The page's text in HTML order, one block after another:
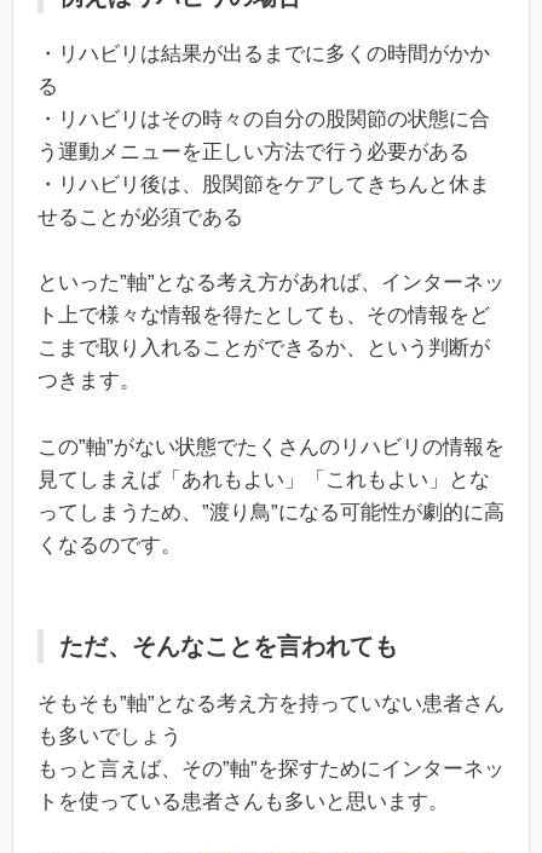
・リハビリは結果が出るまでに多くの時間がかか
る
・リハビリはその時々の自分の股関節の状態に合
う運動メニューを正しい方法で行う必要がある
・リハビリ後は、股関節をケアしてきちんと休ま
せることが必須である
といった”軸”となる考え方があれば、インターネッ
ト上で様々な情報を得たとしても、その情報をど
こまで取り入れることができるか、という判断が
つきます。
この”軸”がない状態でたくさんのリハビリの情報を
見てしまえば「あれもよい」「これもよい」とな
ってしまうため、”渡り鳥”になる可能性が劇的に高
くなるのです。
ただ、そんなことを言われても
そもそも”軸”となる考え方を持っていない患者さん
も多いでしょう
もっと言えば、その”軸”を探すためにインターネッ
トを使っている患者さんも多いと思います。